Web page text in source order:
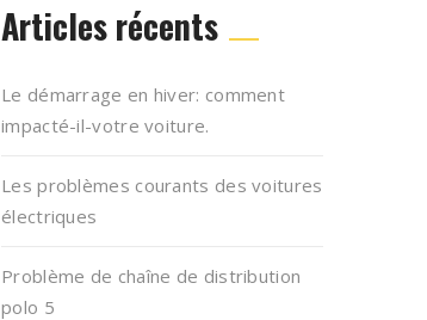
Articles récents
Le démarrage en hiver: comment
impacté-il-votre voiture.
Les problèmes courants des voitures
électriques
Problème de chaîne de distribution
polo 5